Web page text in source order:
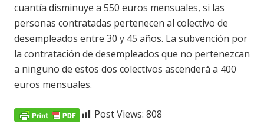
cuantía disminuye a 550 euros mensuales, si las
personas contratadas pertenecen al colectivo de
desempleados entre 30 y 45 años. La subvención por
la contratación de desempleados que no pertenezcan
a ninguno de estos dos colectivos ascenderá a 400
euros mensuales.
Post Views: 808